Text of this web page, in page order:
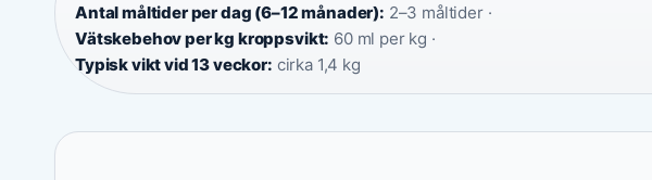
Antal måltider per dag (6–12 månader): 2–3 måltider ·
Vätskebehov per kg kroppsvikt: 60 ml per kg ·
Typisk vikt vid 13 veckor: cirka 1,4 kg